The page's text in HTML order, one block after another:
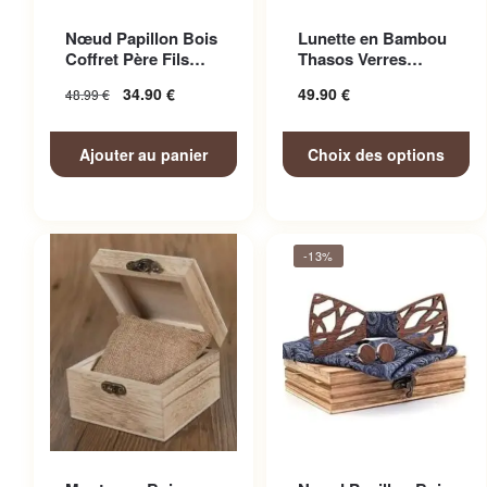
Nœud Papillon Bois
Coffret Père Fils
48.99€ 34.90 €
Ajouter au panier
Lunette en Bambou
Thasos Verres
49.90 €
Choix des options
variations. Les options
page du produit
-13%